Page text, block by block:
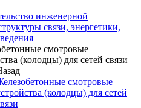
инженерной
связи, энергетики,
смотровые
(колодцы) для сетей связи
смотровые
(колодцы) для сетей